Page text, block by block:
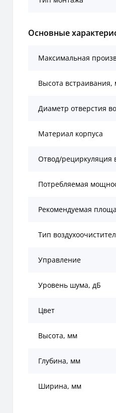
Основные
Mаксимальная
Высота встраивания,
Диаметр отверстия
Материал корпуса
Отвод/рециркуляция
Потребляемая
Рекомендуемая
Тип
Управление
Уровень шума, дБ
Цвет
Высота, мм
Глубина, мм
Ширина, мм